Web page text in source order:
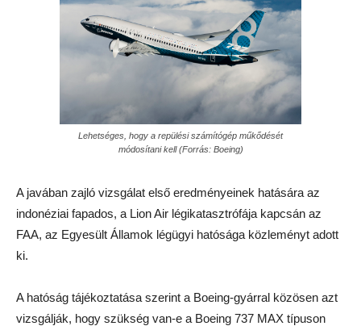
Lehetséges, hogy a repülési számítógép műkődését
módosítani kell (Forrás: Boeing)
A javában zajló vizsgálat első eredményeinek hatására az
indonéziai fapados, a Lion Air légikatasztrófája kapcsán az
FAA, az Egyesült Államok légügyi hatósága közleményt adott
ki.
A hatóság tájékoztatása szerint a Boeing-gyárral közösen azt
vizsgálják, hogy szükség van-e a Boeing 737 MAX típuson